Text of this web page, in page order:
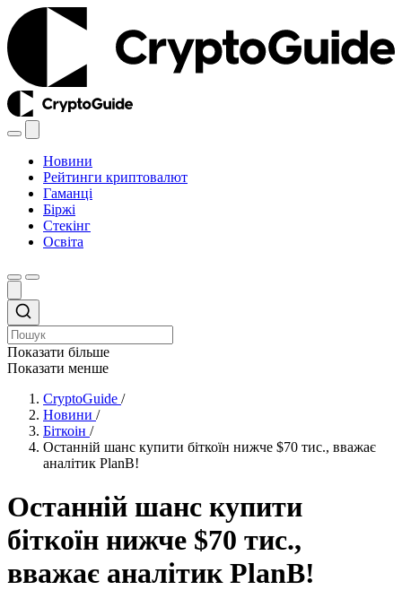
Новини
Рейтинги криптовалют
Гаманці
Біржі
Стекінг
Освіта
Показати більше
Показати менше
CryptoGuide /
Новини /
Біткоін /
Останній шанс купити біткоїн нижче $70 тис., вважає
аналітик PlanB!
Останній шанс купити
біткоїн нижче $70 тис.,
вважає аналітик PlanB!